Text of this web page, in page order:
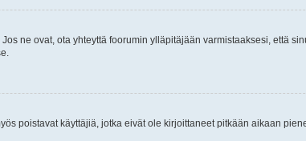
ne ovat, ota yhteyttä foorumin ylläpitäjään varmistaaksesi, että
poistavat käyttäjiä, jotka eivät ole kirjoittaneet pitkään aikaan